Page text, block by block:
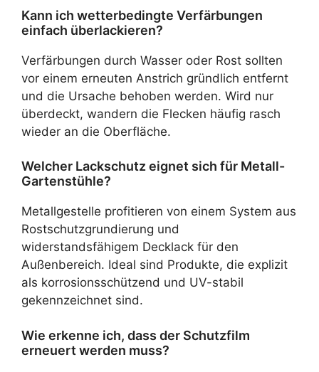
Kann ich wetterbedingte Verfärbungen
einfach überlackieren?
Verfärbungen durch Wasser oder Rost sollten
vor einem erneuten Anstrich gründlich entfernt
und die Ursache behoben werden. Wird nur
überdeckt, wandern die Flecken häufig rasch
wieder an die Oberfläche.
Welcher Lackschutz eignet sich für Metall-
Gartenstühle?
Metallgestelle profitieren von einem System aus
Rostschutzgrundierung und
widerstandsfähigem Decklack für den
Außenbereich. Ideal sind Produkte, die explizit
als korrosionsschützend und UV-stabil
gekennzeichnet sind.
Wie erkenne ich, dass der Schutzfilm
erneuert werden muss?